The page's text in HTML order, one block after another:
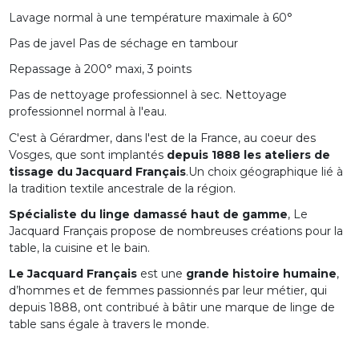
Lavage normal à une température maximale à 60°
Pas de javel Pas de séchage en tambour
Repassage à 200° maxi, 3 points
Pas de nettoyage professionnel à sec. Nettoyage
professionnel normal à l'eau.
C'est à Gérardmer, dans l'est de la France, au coeur des
Vosges, que sont implantés depuis 1888 les ateliers de
tissage du Jacquard Français.Un choix géographique lié à
la tradition textile ancestrale de la région.
Spécialiste du linge damassé haut de gamme, Le
Jacquard Français propose de nombreuses créations pour la
table, la cuisine et le bain.
Le Jacquard Françaisest une grande histoire humaine,
d’hommes et de femmes passionnés par leur métier, qui
depuis 1888, ont contribué à bâtir une marque de linge de
table sans égale à travers le monde.